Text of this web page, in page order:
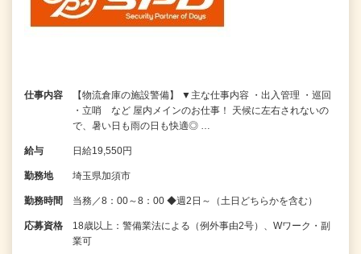
仕事内容
【物流倉庫の施設警備】 ▼主な仕事内容 ・出入管理 ・巡回
・立哨 など 屋内メインのお仕事！ 天候に左右されないの
で、暑い日も雨の日も快適◎ …
給与 日給19,550円
勤務地 埼玉県加須市
勤務時間 当務／8：00～8：00 ◆週2日～（土日どちらかを含む）
応募資格
18歳以上：警備業法による（例外事由2号）、Wワーク・副
業可